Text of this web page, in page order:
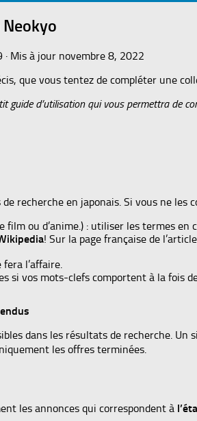
· Mis à jour novembre 8, 2022
que vous tentez de compléter une
guide d’utilisation qui vous permettra de
recherche en japonais. Si vous ne
film ou d’anime.) : utiliser les termes
! Sur la page française de
l’affaire.
si vos mots-clefs comportent à la fois
dans les résultats de recherche.
les offres terminées.
les annonces qui correspondent à